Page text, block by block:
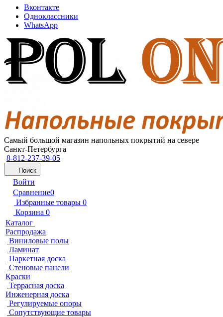
Вконтакте
Одноклассники
WhatsApp
Самый большой магазин напольных покрытий на севере
Санкт-Петербурга
8-812-237-39-05
Поиск
Войти
Сравнение0
Избранные товары 0
Корзина 0
Каталог
Распродажа
Виниловые полы
Ламинат
Паркетная доска
Стеновые панели
Краски
Террасная доска
Инженерная доска
Регулируемые опоры
Сопутствующие товары